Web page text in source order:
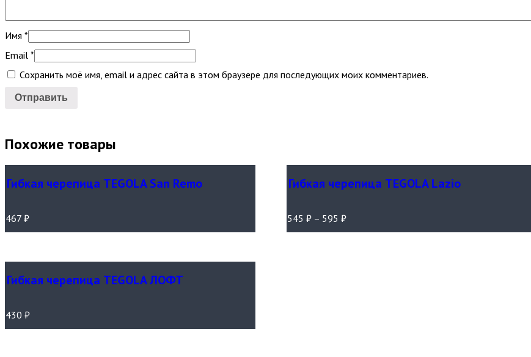
Имя *
Email *
Сохранить моё имя, email и адрес сайта в этом браузере для последующих моих комментариев.
Похожие товары
Гибкая черепица TEGOLA San Remo
467 ₽
Гибкая черепица TEGOLA Lazio
545 ₽– 595 ₽
Гибкая черепица TEGOLA ЛОФТ
430 ₽